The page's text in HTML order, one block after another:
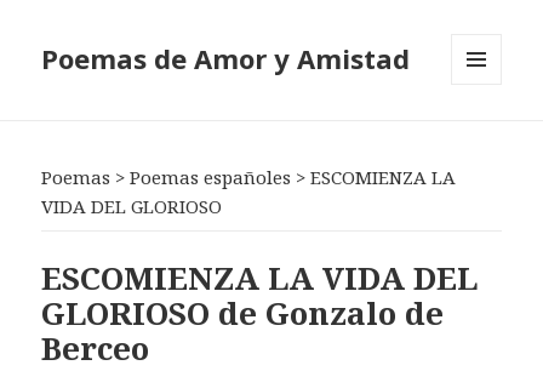
Poemas de Amor y Amistad
Poemas >Poemas españoles >ESCOMIENZA LA
VIDA DEL GLORIOSO
ESCOMIENZA LA VIDA DEL
GLORIOSO de Gonzalo de
Berceo